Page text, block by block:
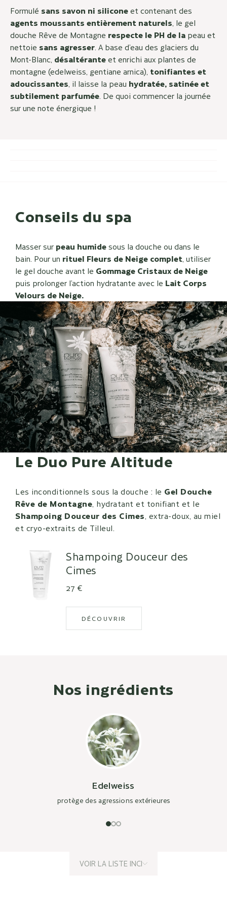
Formulé sans savon ni siliconeet contenant des
agents moussants entièrement naturels , le gel
douche Rêve de Montagne respecte le PH de la peau et
nettoie sans agresser . A base d’eau des glaciers du
Mont-Blanc, désaltéranteet enrichi aux plantes de
montagne (edelweiss, gentiane arnica), tonifiantes et
adoucissantes , il laisse la peau hydratée, satinée et
subtilement parfumée . De quoi commencer la journée
sur une note énergique !
Le Duo Pure Altitude
Les inconditionnels sous la douche : le Gel Douche
Rêve de Montagne , hydratant et tonifiant et le
Shampoing Douceur des Cimes , extra-doux, au miel
et cryo-extraits de Tilleul.
Shampoing Douceur des
Cimes
Prix de vente
27 €
DÉCOUVRIR
Conseils du spa
Masser sur peau humidesous la douche ou dans le
bain. Pour un rituel Fleurs de Neige complet , utiliser
le gel douche avant le Gommage Cristaux de Neige
puis prolonger l’action hydratante avec le Lait Corps
Velours de Neige.
Nos ingrédients
Edelweiss
protège des agressions extérieures
VOIR LA LISTE INCI